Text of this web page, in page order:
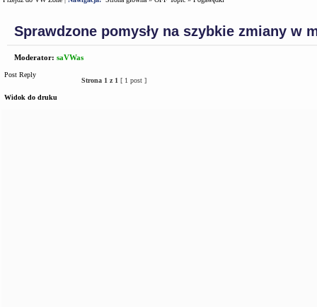
Sprawdzone pomysły na szybkie zmiany w
Moderator: saVWas
Post Reply
Strona 1 z 1 [ 1 post ]
Widok do druku